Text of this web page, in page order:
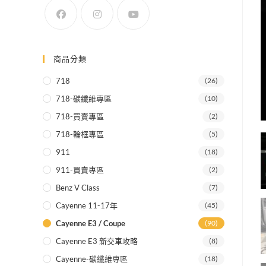
商品分類
718 (26)
718-碳纖維專區 (10)
718-買賣專區 (2)
718-輪框專區 (5)
911 (18)
911-買賣專區 (2)
Benz V Class (7)
Cayenne 11-17年 (45)
Cayenne E3 / Coupe (90)
Cayenne E3 新交車攻略 (8)
Cayenne-碳纖維專區 (18)